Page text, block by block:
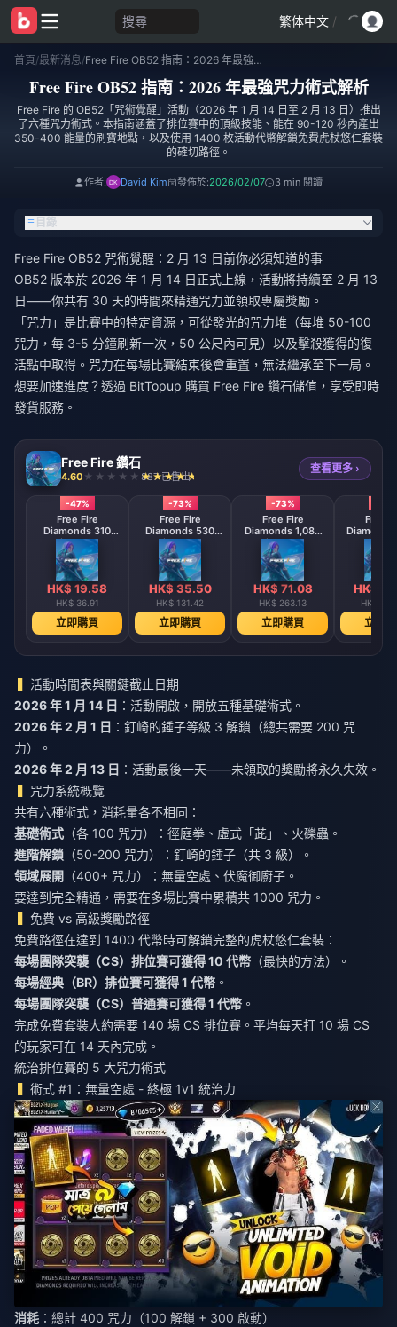
搜尋 繁体中文 /
首頁/最新消息/ Free Fire OB52 指南：2026 年最強咒力術式解析
Free Fire OB52 指南：2026 年最強咒力術式解析
Free Fire 的 OB52「咒術覺醒」活動（2026 年 1 月 14 日至 2 月 13 日）推出
了六種咒力術式。本指南涵蓋了排位賽中的頂級技能、能在 90-120 秒內產出
350-400 能量的刷寶地點，以及使用 1400 枚活動代幣解鎖免費虎杖悠仁套裝
的確切路徑。
作者: David Kim 發佈於:2026/02/07 3 min 閱讀
目錄
Free Fire OB52 咒術覺醒：2 月 13 日前你必須知道的事
OB52 版本於 2026 年 1 月 14 日正式上線，活動將持續至 2 月 13
日——你共有 30 天的時間來精通咒力並領取專屬獎勵。
「咒力」是比賽中的特定資源，可從發光的咒力堆（每堆 50-100
咒力，每 3-5 分鐘刷新一次，50 公尺內可見）以及擊殺獲得的復
活點中取得。咒力在每場比賽結束後會重置，無法繼承至下一局。
想要加速進度？透過 BitTopup 購買 Free Fire 鑽石儲值 ，享受即時
發貨服務。
Free Fire 鑽石
4.60 887 已售出
查看更多 ›
-47%
Free Fire
Diamonds 310
Diamonds
HK$ 19.58
HK$ 36.91
立即購買
-73%
Free Fire
Diamonds 530
Diamonds
【Middle East
region optional】
HK$ 35.50
HK$ 131.42
立即購買
-73%
Free Fire
Diamonds 1,080
Diamonds
【Middle East
region optional】
HK$ 71.08
HK$ 263.13
立即購買
Free
【
region
HK$
HK$
立即
活動時間表與關鍵截止日期
2026 年 1 月 14 日 ：活動開啟，開放五種基礎術式。
2026 年 2 月 1 日 ：釘崎的錘子等級 3 解鎖（總共需要 200 咒
力）。
2026 年 2 月 13 日 ：活動最後一天——未領取的獎勵將永久失效。
咒力系統概覽
共有六種術式，消耗量各不相同：
基礎術式 （各 100 咒力）：徑庭拳、虛式「茈」、火礫蟲。
進階解鎖 （50-200 咒力）：釘崎的錘子（共 3 級）。
領域展開 （400+ 咒力）：無量空處、伏魔御廚子。
要達到完全精通，需要在多場比賽中累積共 1000 咒力。
免費 vs 高級獎勵路徑
免費路徑在達到 1400 代幣時可解鎖完整的虎杖悠仁套裝：
每場團隊突襲（CS）排位賽可獲得 10 代幣 （最快的方法）。
每場經典（BR）排位賽可獲得 1 代幣 。
每場團隊突襲（CS）普通賽可獲得 1 代幣 。
完成免費套裝大約需要 140 場 CS 排位賽。平均每天打 10 場 CS
的玩家可在 14 天內完成。
統治排位賽的 5 大咒力術式
術式 #1：無量空處 - 終極 1v1 統治力
消耗 ：總計 400 咒力（100 解鎖 + 300 啟動）